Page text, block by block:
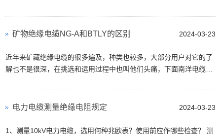
2024-03-23
矿物绝缘电缆NG-A和BTLY的区别
近年来矿藏绝缘电缆的很多遍及，种类也较多，大部分用户对它的了
解也不是很深，在挑选和运用过程中也叫他们头痛，下面南洋电缆小
2024-03-23
电力电缆测量绝缘电阻规定
1、测量10kV电力电缆，选用何种兆欧表？使用前应作哪些检查？ 测